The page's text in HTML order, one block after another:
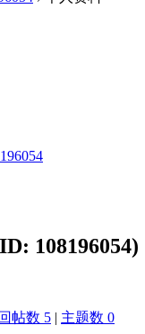
108196054)
回帖数 5 | 主题数 0